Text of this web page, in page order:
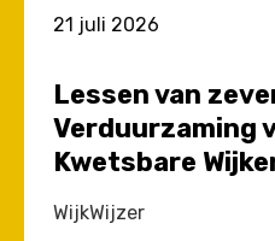
21 juli 2026
Lessen van
Verduurzaming
Kwetsbare
WijkWijzer